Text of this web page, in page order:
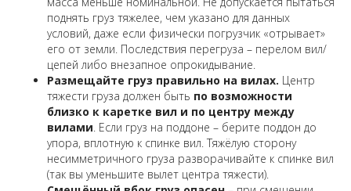
поднять груз тяжелее, чем указано для данных
условий, даже если физически погрузчик «отрывает»
его от земли. Последствия перегруза – перелом вил/
цепей либо внезапное опрокидывание.
Размещайте груз правильно на вилах. Центр
тяжести груза должен быть по возможности
близко к каретке вил и по центру между
вилами . Если груз на поддоне – берите поддон до
упора, вплотную к спинке вил. Тяжёлую сторону
несимметричного груза разворачивайте к спинке вил
(так вы уменьшите вылет центра тяжести).